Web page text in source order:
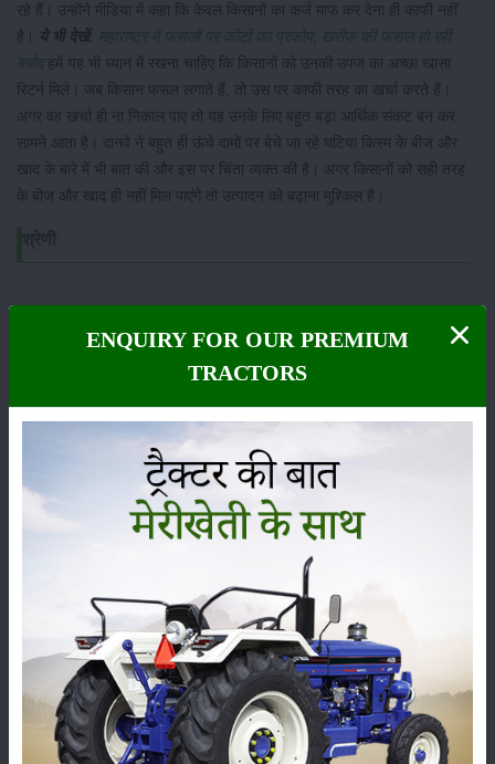
रहे हैं। उन्होंने मीडिया में कहा कि केवल किसानों का कर्ज माफ कर देना ही काफी नहीं
है।
ये भी देखें: महाराष्ट्र में फसलों पर कीटों का प्रकोप, खरीफ की फसल हो रही
बर्बाद हमें यह भी ध्यान में रखना चाहिए कि किसानों को उनकी उपज का अच्छा खासा
रिटर्न मिले। जब किसान फसल लगाते हैं, तो उस पर काफी तरह का खर्चा करते हैं।
अगर वह खर्चा ही ना निकाल पाए तो यह उनके लिए बहुत बड़ा आर्थिक संकट बन कर
सामने आता है। दानवे ने बहुत ही ऊंचे दामों पर बेचे जा रहे घटिया किस्म के बीज और
खाद के बारे में भी बात की और इस पर चिंता व्यक्त की है। अगर किसानों को सही तरह
के बीज और खाद ही नहीं मिल पाएंगे तो उत्पादन को बढ़ाना मुश्किल है।
कीटनाशक
कृषि यंत्र समाचार
सम्पादकीय अन्य
ENQUIRY FOR OUR PREMIUM
TRACTORS